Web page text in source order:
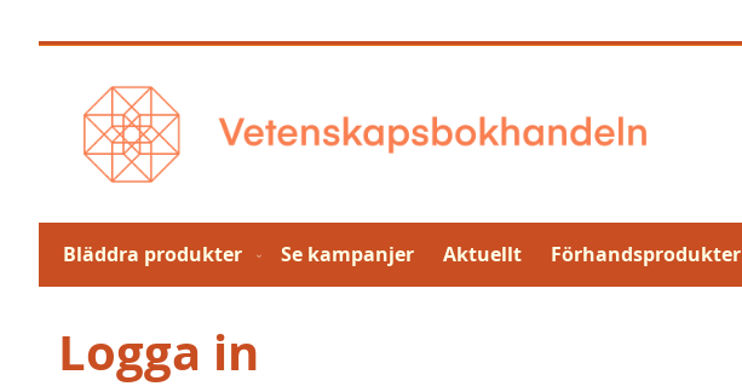
till
Bläddra produkter Se kampanjer Aktuellt Förhandsprodukter
Logga in